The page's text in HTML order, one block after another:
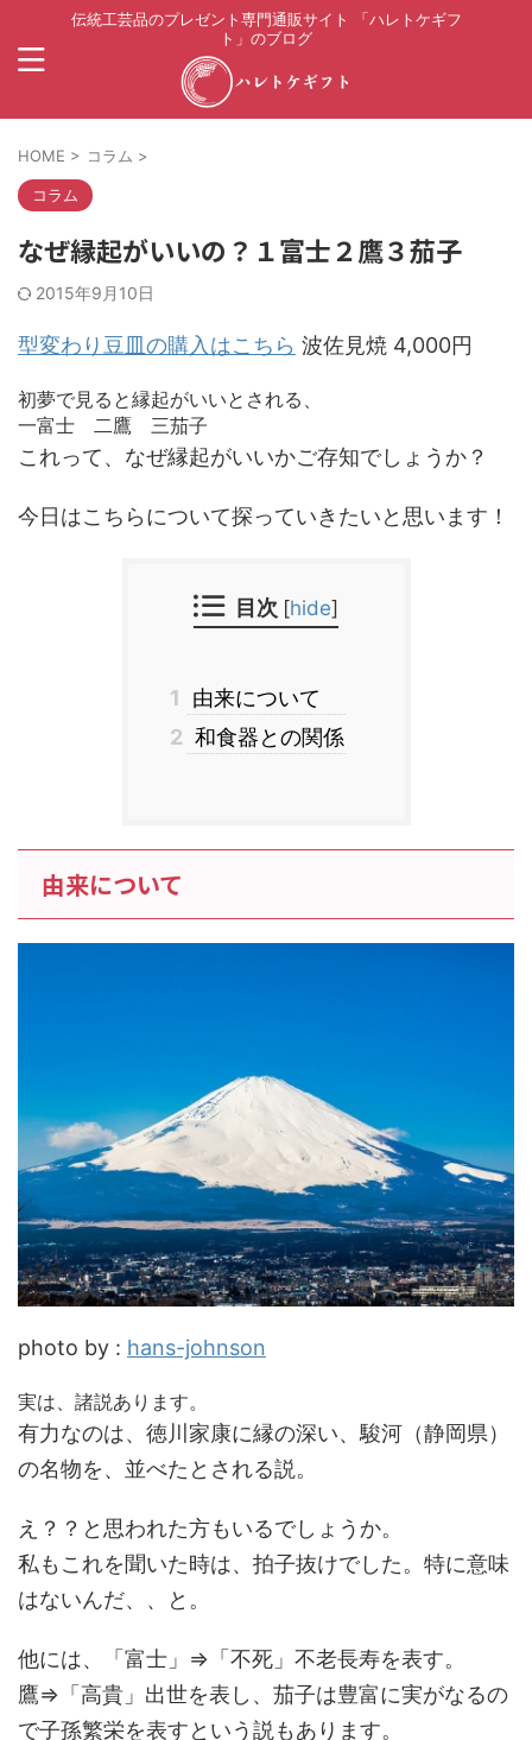
伝統工芸品のプレゼント専門通販サイト 「ハレトケギフ
ト」のブログ
HOME > コラム >
コラム
なぜ縁起がいいの？１富士２鷹３茄子
2015年9月10日
型変わり豆皿の購入はこちら 波佐見焼 4,000円
初夢で見ると縁起がいいとされる、
一富士 二鷹 三茄子
これって、なぜ縁起がいいかご存知でしょうか？
今日はこちらについて探っていきたいと思います！
目次 [hide]
1
由来について
2 和食器との関係
由来について
photo by : hans-johnson
実は、諸説あります。
有力なのは、徳川家康に縁の深い、駿河（静岡県）
の名物を、並べたとされる説。
え？？と思われた方もいるでしょうか。
私もこれを聞いた時は、拍子抜けでした。特に意味
はないんだ、、と。
他には、「富士」⇒「不死」不老長寿を表す。
鷹⇒「高貴」出世を表し、茄子は豊富に実がなるの
で子孫繁栄を表すという説もあります。